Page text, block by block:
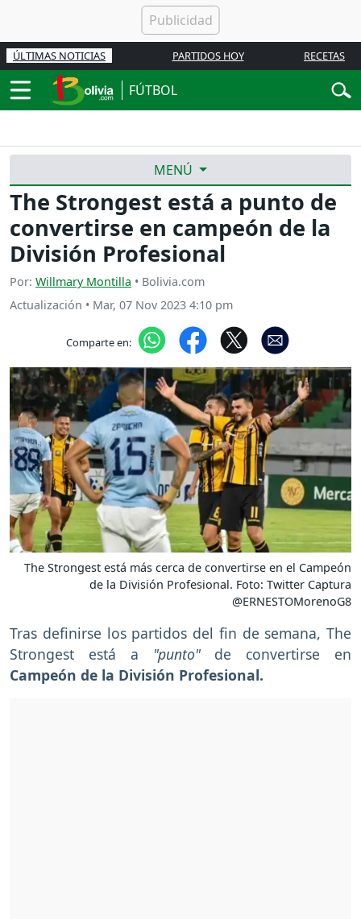
ÚLTIMAS NOTICIAS PARTIDOS HOY RECETAS
FÚTBOL
MENÚ
The Strongest está a punto de
convertirse en campeón de la
División Profesional
Por: Willmary Montilla • Bolivia.com
Actualización • Mar, 07 Nov 2023 4:10 pm
Comparte en:
The Strongest está más cerca de convertirse en el Campeón
de la División Profesional. Foto: Twitter Captura
@ERNESTOMorenoG8
Tras definirse los partidos del fin de semana, The
Strongest está a
"punto" de convertirse en
Campeón de la División Profesional.